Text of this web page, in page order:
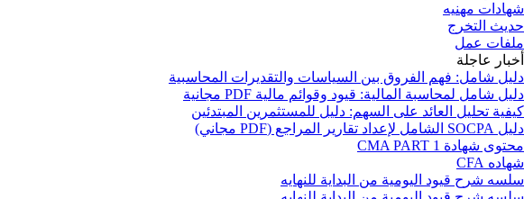
شهادات مهنيه
حديث التخرج
ملفات عمل
أخبار عاجلة
دليل شامل: فهم الفروق بين السياسات والتقديرات المحاسبية
دليل شامل لمحاسبة المالية: قيود وقوائم مالية PDF مجانية
كيفية تحليل العائد على السهم: دليل للمستثمرين المبتدئين
دليل SOCPA الشامل لإعداد تقارير المراجع (PDF مجاني)
محتوى شهادة CMA PART 1
شهاده CFA
سلسه شرح قيود اليومية من البداية للنهايه